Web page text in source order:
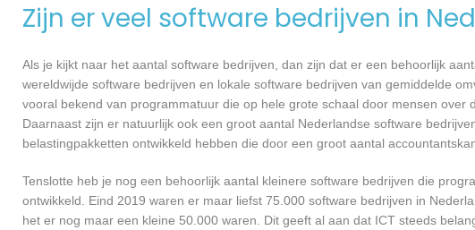
Zijn er veel software bedrijven in
Als je kijkt naar het aantal software bedrijven, dan zijn dat er een behoorlijk
wereldwijde software bedrijven en lokale software bedrijven van gemiddelde
vooral bekend van programmatuur die op hele grote schaal door mensen over
Daarnaast zijn er natuurlijk ook een groot aantal Nederlandse software
belastingpakketten ontwikkeld hebben die door een groot aantal
Tenslotte heb je nog een behoorlijk aantal kleinere software bedrijven die
ontwikkeld. Eind 2019 waren er maar liefst 75.000 software bedrijven in
het er nog maar een kleine 50.000 waren. Dit geeft al aan dat ICT steeds